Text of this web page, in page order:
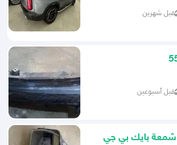
قبل شهرين
قبل أسبوعين
شمعات بايك BJ40 شمعة بايك بي جي